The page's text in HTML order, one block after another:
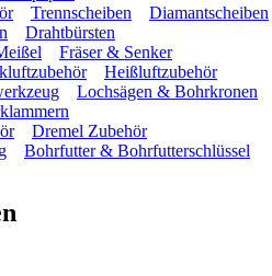
Trennscheiben
Diamantscheiben
Drahtbürsten
Fräser & Senker
Heißluftzubehör
Lochsägen & Bohrkronen
Dremel Zubehör
Bohrfutter & Bohrfutterschlüssel